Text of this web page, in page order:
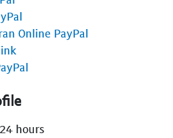
Online PayPal
hours